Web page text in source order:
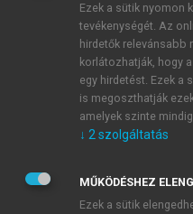
JELSZÓ ÚJRA
Kérek értesítést a
Kérek értesítést az
Adatkezelési
veszem és elfogadom.
Ezek a sütik nyomon
tevékenységét. Az
hirdetők relevánsabb
korlátozhatják, hogy
egy hirdetést. Ezek a
is megoszthatják
amelyek szinte
↓ 2 szolgáltatás
MŰKÖDÉSHEZ
Ezek a sütik